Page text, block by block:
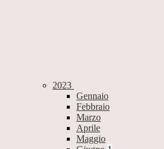
2023
Gennaio
Febbraio
Marzo
Aprile
Maggio